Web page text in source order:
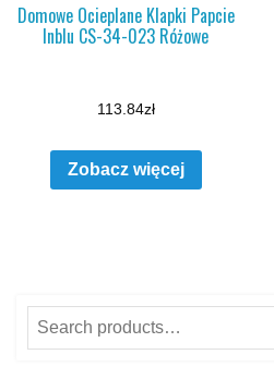
Domowe Ocieplane Klapki Papcie
Inblu CS-34-023 Różowe
113.84zł
Zobacz więcej
Search
for: